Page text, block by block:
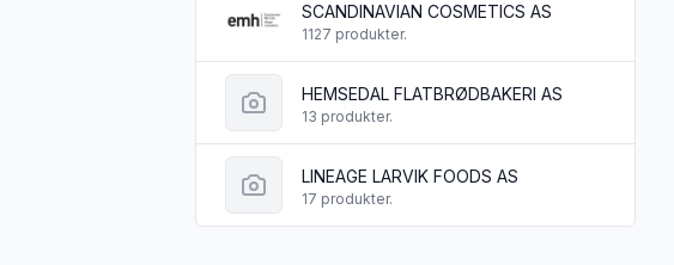
SCANDINAVIAN COSMETICS AS
1127 produkter.
HEMSEDAL FLATBRØDBAKERI AS
13 produkter.
LINEAGE LARVIK FOODS AS
17 produkter.